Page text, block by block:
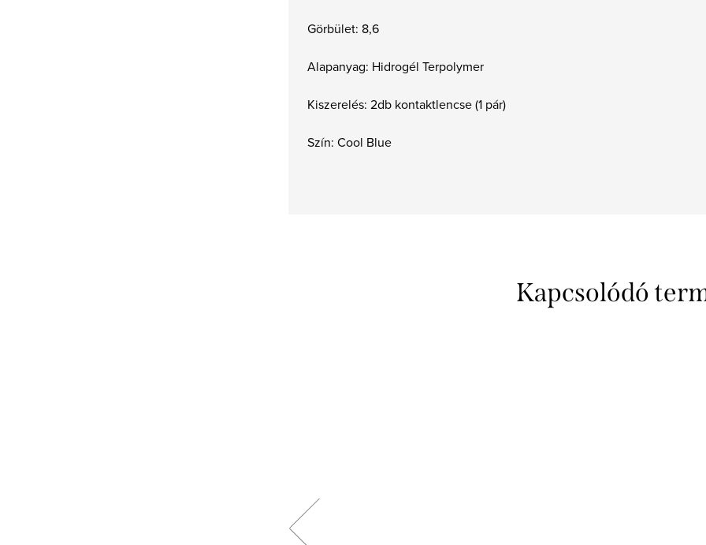
Görbület: 8,6
Alapanyag: Hidrogél Terpolymer
Kiszerelés: 2db kontaktlencse (1 pár)
Szín: Cool Blue
Kapcsolódó